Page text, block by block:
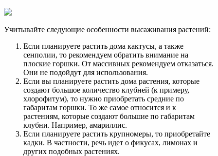
Учитывайте следующие особенности высаживания растений:
Если планируете растить дома кактусы, а также
сенполии, то рекомендуем обратить внимание на
плоские горшки. От массивных рекомендуем отказаться.
Они не подойдут для использования.
Если вы планируете растить дома растения, которые
создают большое количество клубней (к примеру,
хлорофитум), то нужно приобретать средние по
габаритам горшки. То же самое относится и к
растениям, которые создают большие по габаритам
клубни. Например, амариллис.
Если планируете растить крупномеры, то приобретайте
кадки. В частности, речь идет о фикусах, лимонах и
других подобных растениях.